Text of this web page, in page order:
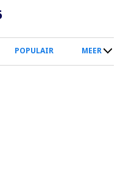
POPULAIR MEER